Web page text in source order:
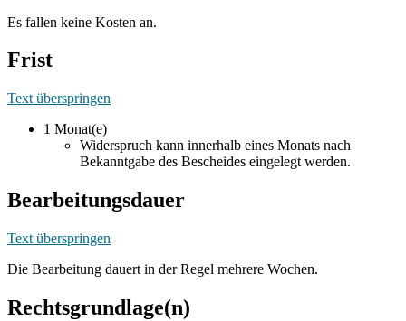
Es fallen keine Kosten an.
Frist
Text überspringen
1 Monat(e)
Widerspruch kann innerhalb eines Monats nach
Bekanntgabe des Bescheides eingelegt werden.
Bearbeitungsdauer
Text überspringen
Die Bearbeitung dauert in der Regel mehrere Wochen.
Rechtsgrundlage(n)